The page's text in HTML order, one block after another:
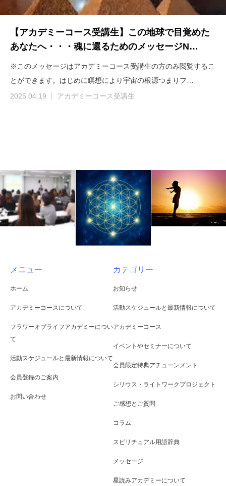
【アカデミーコース受講生】この地球で目覚めた
あなたへ・・・魂に還るためのメッセージN…
※このメッセージはアカデミーコース受講生の方のみ閲覧するこ
とができます。はじめに瞑想により宇宙の根源つまりフ…
2025.04.19
アカデミーコース受講生
メニュー
ホーム
アカデミーコースについて
フラワーオブライフアカデミーについ
て
活動スケジュールと最新情報について
会員登録のご案内
お問い合わせ
カテゴリー
お知らせ
活動スケジュールと最新情報について
アカデミーコース
イベントやセミナーについて
会員限定特典アチューンメント
シリウス・ライトワークプロジェクト
ご感想とご質問
コラム
スピリチュアル用語辞典
メッセージ
星読みアカデミーについて